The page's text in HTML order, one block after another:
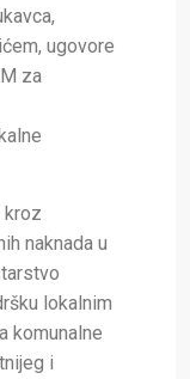
ugovore
za
kroz
naknada u
lokalnim
komunalne
i